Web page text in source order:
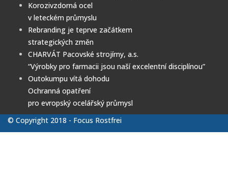
Korozivzdorná ocel
v leteckém průmyslu
Rebranding je teprve začátkem
strategických změn
CHARVÁT Pacovské strojírny, a.s.
“Výrobky pro farmacii jsou naší excelentní disciplínou”
Outokumpu vítá dohodu
Ochranná opatření
pro evropský ocelářský průmysl
© Copyright 2018 - Focus Rostfrei